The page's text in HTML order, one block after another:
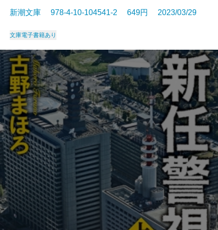
新潮文庫 978-4-10-104541-2 649円 2023/03/29
文庫電子書籍あり